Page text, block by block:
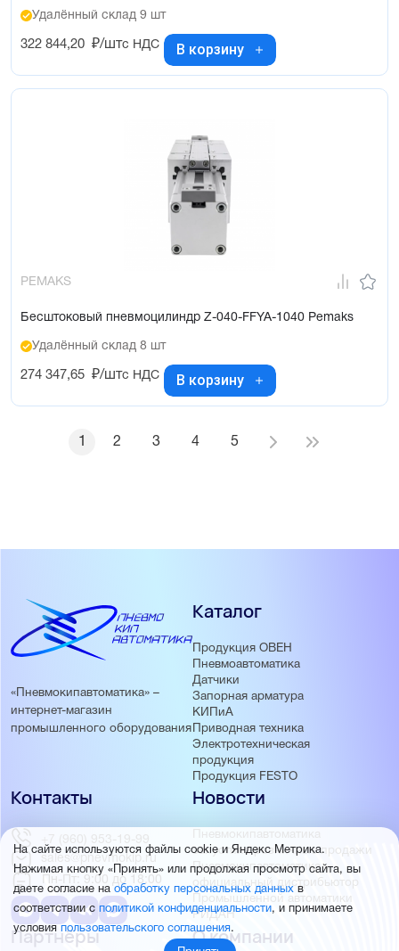
Удалённый склад 9 шт
322 844,20 ₽/штс НДС В корзину
PEMAKS
Бесштоковый пневмоцилиндр Z-040-FFYA-1040 Pemaks
Удалённый склад 8 шт
274 347,65 ₽/штс НДС В корзину
1 2 3 4 5
«Пневмокипавтоматика» –
интернет-магазин
промышленного оборудования
Каталог
Продукция ОВЕН
Пневмоавтоматика
Датчики
Запорная арматура
КИПиА
Приводная техника
Электротехническая
продукция
Продукция FESTO
Новости
Пневмокипавтоматика
запустила розничные продажи
Пневмокипавтоматика –
официальный дистрибьютор
Промышленной автоматики
РИДАН
Партнёры О компании
Контакты
+7 (960) 953-19-99
sales@pnevmokip.ru
Пн-Пт: 9:00 до 18:00
На сайте используются файлы cookie и Яндекс Метрика.
Нажимая кнопку «Принять» или продолжая просмотр сайта, вы
даете согласие наобработку персональных данных в
соответствии с политикой конфиденциальности, и принимаете
условия пользовательского соглашения.